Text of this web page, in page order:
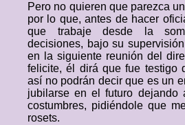
Pero no quieren que parezca
por lo que, antes de hacer
que trabaje desde la
decisiones, bajo su
en la siguiente reunión del
felicite, él dirá que fue testigo
así no podrán decir que es un
jubilarse en el futuro dejando
costumbres, pidiéndole que
rosets.